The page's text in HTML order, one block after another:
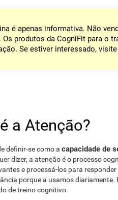
é apenas informativa. Não
Os produtos da CogniFit para o
Se estiver interessado, visite
a Atenção?
definir-se como a capacidade de
dizer, a atenção é o processo
e processá-los para
porque a usamos
de treino cognitivo.